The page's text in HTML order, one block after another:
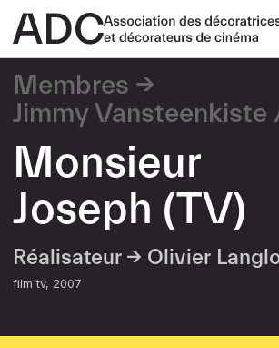
Membres
Jimmy Vansteenkiste
Monsieur
Joseph (TV)
Réalisateur → Olivier
film tv 2007